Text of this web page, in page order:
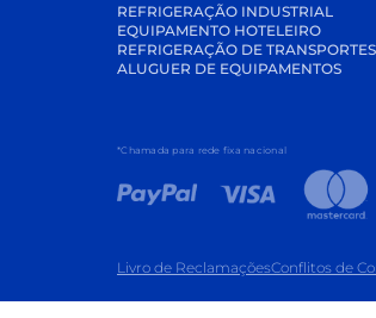
REFRIGERAÇÃO INDUSTRIAL
EQUIPAMENTO HOTELEIRO
REFRIGERAÇÃO DE TRANSPORTES
ALUGUER DE EQUIPAMENTOS
*Chamada para rede fixa nacional
Livro de ReclamaçõesConflitos de